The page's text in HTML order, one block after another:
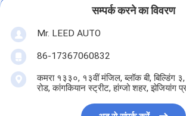
सम्पर्क करने का विवरण
Mr. LEED AUTO
86-17367060832
कमरा १३३०, १३वीं मंजिल, ब्लॉक बी, बिल्डिंग
रोड, कांगकियान स्ट्रीट, हांग्जो शहर, झेजियांग